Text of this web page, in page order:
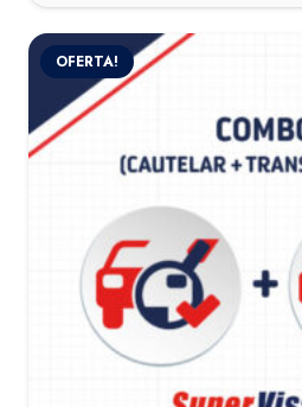
OFERTA!